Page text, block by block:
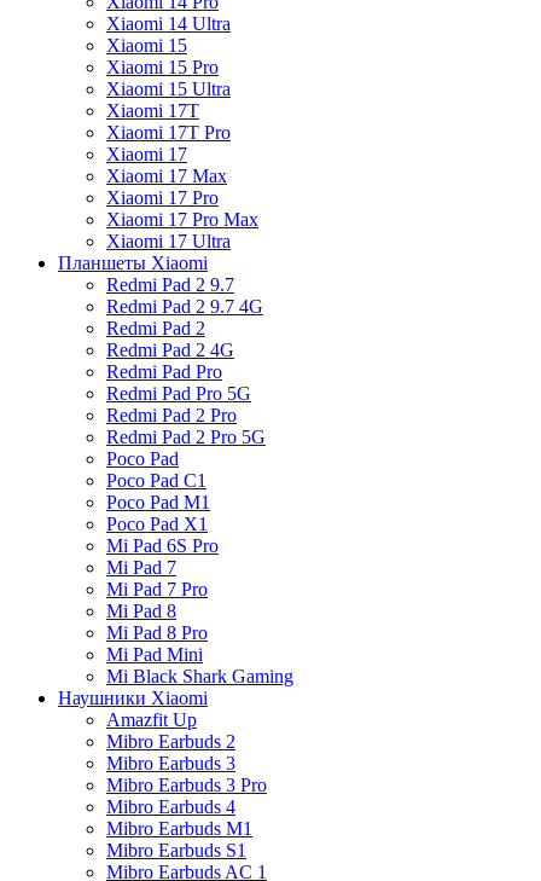
Xiaomi 14 Ultra
Xiaomi 15
Xiaomi 15 Pro
Xiaomi 15 Ultra
Xiaomi 17T
Xiaomi 17T Pro
Xiaomi 17
Xiaomi 17 Max
Xiaomi 17 Pro
Xiaomi 17 Pro Max
Xiaomi 17 Ultra
Планшеты Xiaomi
Redmi Pad 2 9.7
Redmi Pad 2 9.7 4G
Redmi Pad 2
Redmi Pad 2 4G
Redmi Pad Pro
Redmi Pad Pro 5G
Redmi Pad 2 Pro
Redmi Pad 2 Pro 5G
Poco Pad
Poco Pad C1
Poco Pad M1
Poco Pad X1
Mi Pad 6S Pro
Mi Pad 7
Mi Pad 7 Pro
Mi Pad 8
Mi Pad 8 Pro
Mi Pad Mini
Mi Black Shark Gaming
Наушники Xiaomi
Amazfit Up
Mibro Earbuds 2
Mibro Earbuds 3
Mibro Earbuds 3 Pro
Mibro Earbuds 4
Mibro Earbuds M1
Mibro Earbuds S1
Mibro Earbuds AC 1